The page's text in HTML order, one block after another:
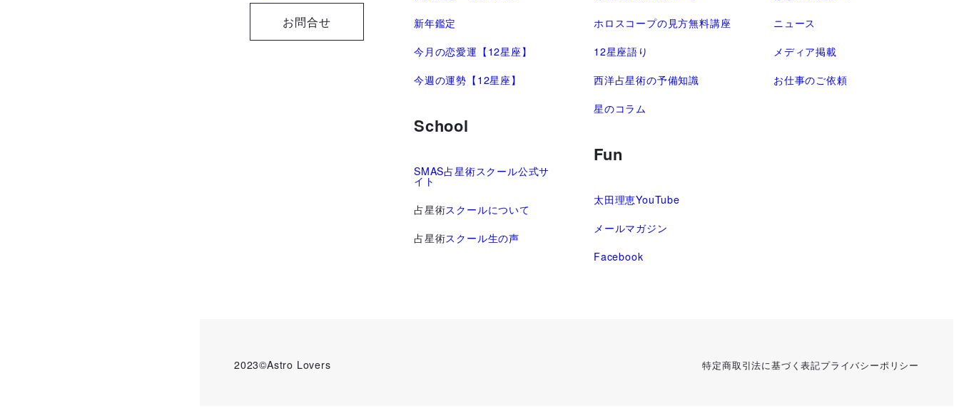
お問合せ
新年鑑定
今月の恋愛運【12星座】
今週の運勢【12星座】
School
SMAS占星術スクール公式サ
イト
占星術スクールについて
占星術スクール生の声
ホロスコープの見方無料講座
12星座語り
西洋占星術の予備知識
星のコラム
Fun
太田理恵YouTube
メールマガジン
Facebook
ニュース
メディア掲載
お仕事のご依頼
2023©Astro Lovers 特定商取引法に基づく表記プライバシーポリシー